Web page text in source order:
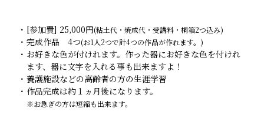
[参加費] 25,000円(粘土代・焼成代・受講料・桐箱2つ込み)
完成作品 4つ(お1人2つで計4つの作品が作れます。)
お好きな色が付けれます。作った器にお好きな色を付けれ
ます、器に文字を入れる事も出来ますよ！
養護施設などの高齢者の方の生涯学習
作品完成は約１ヵ月後になります。
※お急ぎの方は短縮も出来ます。